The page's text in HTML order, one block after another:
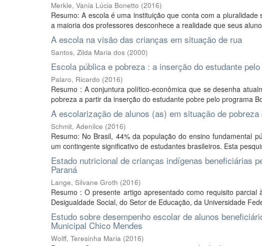
Merkle, Vania Lúcia Bonetto (2016)
Resumo: A escola é uma instituição que conta com a
a maioria dos professores desconhece a realidade que seus
A escola na visão das crianças em situação de rua
Santos, Zilda Maria dos (2000)
Escola pública e pobreza : a inserção do estudante
Palaro, Ricardo (2016)
Resumo : A conjuntura político-econômica que se desenha
pobreza a partir da inserção do estudante pobre pelo programa
A escolarização de alunos (as) em situação de
Schmit, Adenilce (2016)
Resumo: No Brasil, 44% da população do ensino fundamental
um contingente significativo de estudantes brasileiros. Esta
Estado nutricional de crianças indígenas beneficiárias
Paraná
Lange, Silvane Groth (2016)
Resumo : O presente artigo apresentado como requisito
Desigualdade Social, do Setor de Educação, da Universidade
Estudo sobre desempenho escolar de alunos
Municipal Chico Mendes
Wolff, Teresinha Maria (2016)